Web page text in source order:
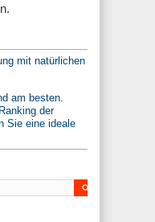
mit natürlichen
am besten.
der
Sie eine ideale